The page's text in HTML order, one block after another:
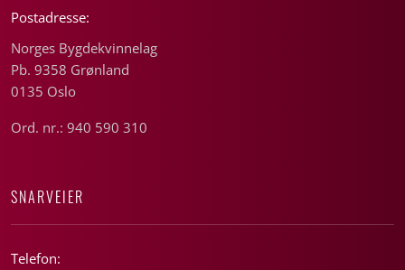
Postadresse:
Norges Bygdekvinnelag
Pb. 9358 Grønland
0135 Oslo
Ord. nr.: 940 590 310
SNARVEIER
Telefon: